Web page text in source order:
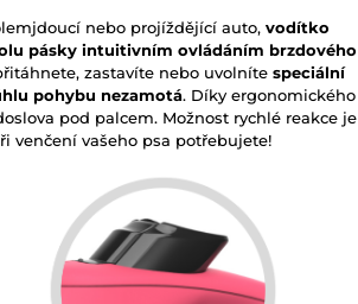
nebo projíždějící auto, vodítko
pásky intuitivním ovládáním brzdového
zastavíte nebo uvolníte speciální
pohybu nezamotá. Díky ergonomického
pod palcem. Možnost rychlé reakce je
venčení vašeho psa potřebujete!